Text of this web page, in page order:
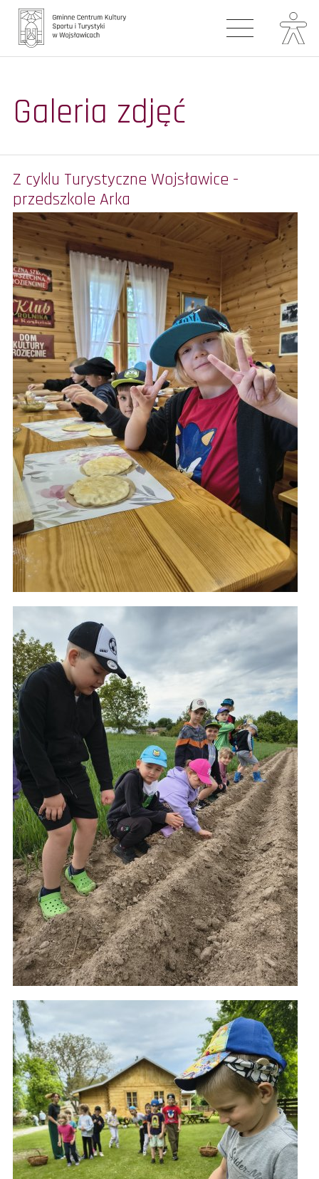
Aktualności
Turystyka
Oferta zajęć
Biblioteka
Kontakt
Galeria zdjęć
Z cyklu Turystyczne Wojsławice -
przedszkole Arka